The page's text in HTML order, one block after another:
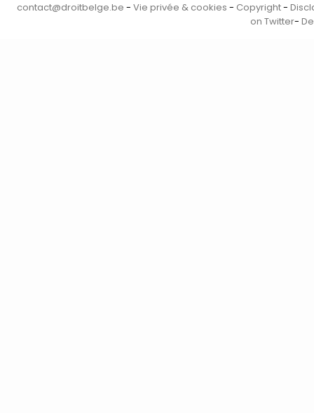
contact@droitbelge.be - Vie privée & cookies - Copyright-
on Twitter-